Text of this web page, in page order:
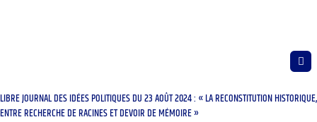
LIBRE JOURNAL DES IDÉES POLITIQUES DU 23 AOÛT 2024 : « LA RECONSTITUTION HISTORIQUE,
ENTRE RECHERCHE DE RACINES ET DEVOIR DE MÉMOIRE »